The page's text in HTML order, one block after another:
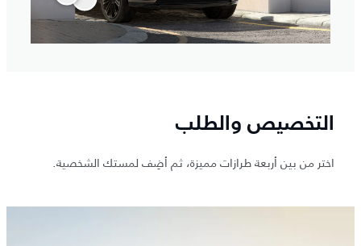
التخصيص والطلب
اختر من بين أربعة طرازات مميزة، ثم أضِف لمستك الشخصية.